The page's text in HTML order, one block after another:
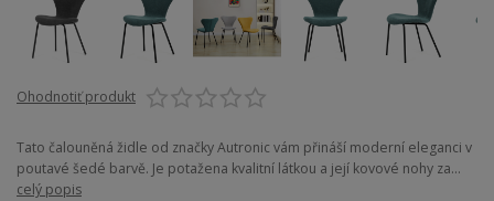
Ohodnotiť produkt
Tato čalouněná židle od značky Autronic vám přináší moderní eleganci v
poutavé šedé barvě. Je potažena kvalitní látkou a její kovové nohy za...
celý popis